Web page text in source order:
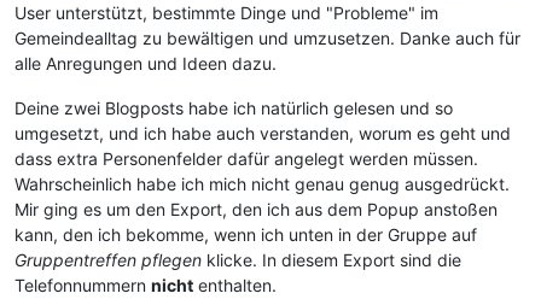
User unterstützt, bestimmte Dinge und "Probleme" im
Gemeindealltag zu bewältigen und umzusetzen. Danke auch für
alle Anregungen und Ideen dazu.
Deine zwei Blogposts habe ich natürlich gelesen und so
umgesetzt, und ich habe auch verstanden, worum es geht und
dass extra Personenfelder dafür angelegt werden müssen.
Wahrscheinlich habe ich mich nicht genau genug ausgedrückt.
Mir ging es um den Export, den ich aus dem Popup anstoßen
kann, den ich bekomme, wenn ich unten in der Gruppe auf
Gruppentreffen pflegen klicke. In diesem Export sind die
Telefonnummern nicht enthalten.